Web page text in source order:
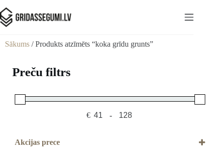
Sākums / Produkts atzīmēts “koka grīdu grunts”
Preču filtrs
€ Minimum Price
-Maximum Price
Akcijas prece